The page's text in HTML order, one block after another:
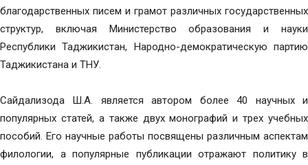
благодарственных писем и грамот различных государственных
структур, включая Министерство образования и науки
Республики Таджикистан, Народно-демократическую партию
Таджикистана и ТНУ.
Сайдализода Ш.А. является автором более 40 научных и
популярных статей, а также двух монографий и трех учебных
пособий. Его научные работы посвящены различным аспектам
филологии, а популярные публикации отражают политику в